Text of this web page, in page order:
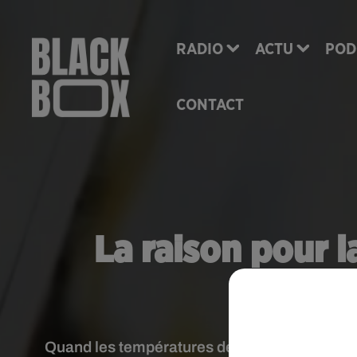
RADIO ACTU
CONTACT
La raison pour
Quand les températures descendent, vos